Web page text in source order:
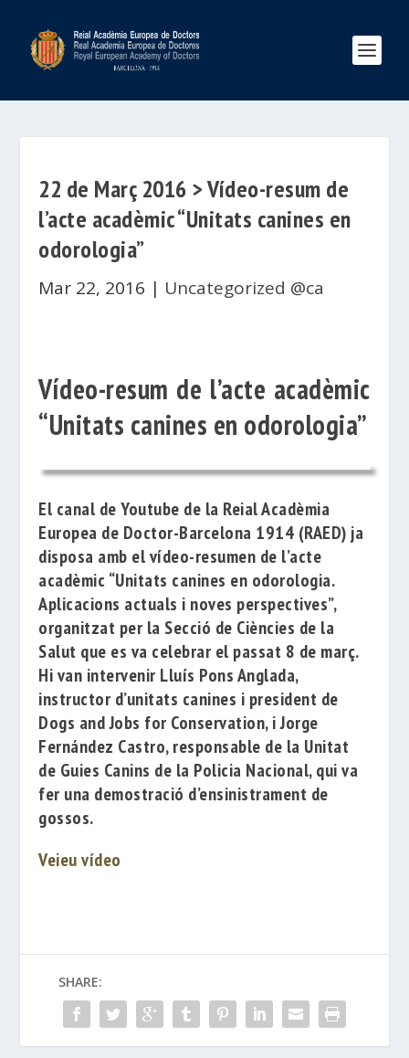
22 de Març 2016 > Vídeo-resum de
l’acte acadèmic “Unitats canines en
odorologia”
Mar 22, 2016 | Uncategorized @ca
Vídeo-resum de l’acte acadèmic
“Unitats canines en odorologia”
El canal de Youtube de la Reial Acadèmia
Europea de Doctor-Barcelona 1914 (RAED) ja
disposa amb el vídeo-resumen de l’acte
acadèmic “Unitats canines en odorologia.
Aplicacions actuals i noves perspectives”,
organitzat per la Secció de Ciències de la
Salut que es va celebrar el passat 8 de març.
Hi van intervenir Lluís Pons Anglada,
instructor d’unitats canines i president de
Dogs and Jobs for Conservation, iJorge
Fernández Castro, responsable de la Unitat
de Guies Canins de la Policia Nacional, qui va
fer una demostració d’ensinistrament de
gossos.
Veieu vídeo
SHARE: